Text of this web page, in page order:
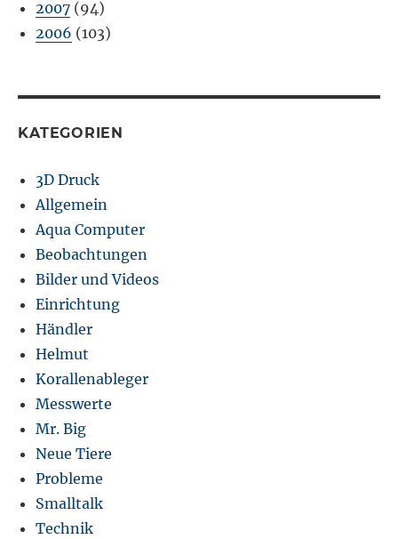
2007 (94)
2006 (103)
KATEGORIEN
3D Druck
Allgemein
Aqua Computer
Beobachtungen
Bilder und Videos
Einrichtung
Händler
Helmut
Korallenableger
Messwerte
Mr. Big
Neue Tiere
Probleme
Smalltalk
Technik